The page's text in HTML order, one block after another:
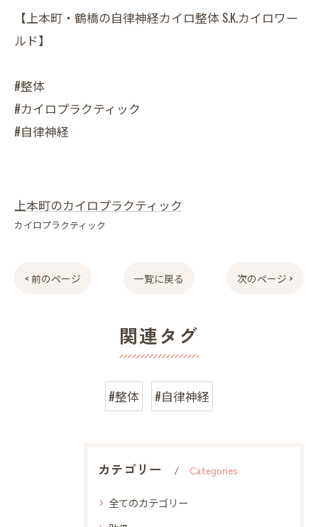
【上本町・鶴橋の自律神経カイロ整体 S.K.カイロワー
ルド】
#整体
#カイロプラクティック
#自律神経
上本町のカイロプラクティック
カイロプラクティック
< 前のページ 一覧に戻る 次のページ >
関連タグ
#整体 #自律神経
カテゴリー Categories
全てのカテゴリー